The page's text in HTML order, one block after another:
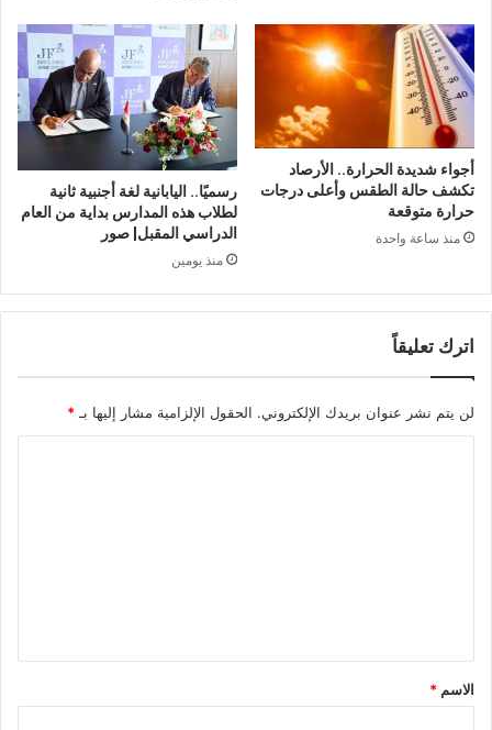
أجواء شديدة الحرارة.. الأرصاد
تكشف حالة الطقس وأعلى درجات
حرارة متوقعة
منذ ساعة واحدة
رسميًا.. اليابانية لغة أجنبية ثانية
لطلاب هذه المدارس بداية من العام
الدراسي المقبل| صور
منذ يومين
اترك تعليقاً
لن يتم نشر عنوان بريدك الإلكتروني. الحقول الإلزامية مشار إليها بـ*
*
الاسم *